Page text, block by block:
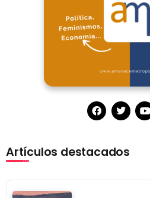
Artículos destacados